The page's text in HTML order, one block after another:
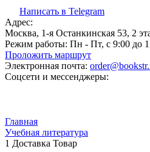
Написать в Telegram
Адрес:
Москва, 1-я Останкинская 53, 2
Режим работы: Пн - Пт, с 9:00 до
Проложить маршрут
Электронная почта:
Соцсети и мессенджеры:
Главная
Учебная литература
1 Доставка Товар